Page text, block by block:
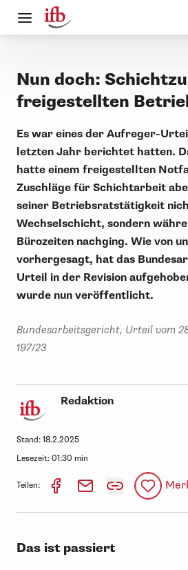
Nun doch:
freigestellten
Es war eines der Aufreger-
letzten Jahr berichtet hatten.
hatte einem freigestellten
Zuschläge für Schichtarbeit
seiner Betriebsratstätigkeit
Wechselschicht, sondern
Bürozeiten nachging. Wie von
vorhergesagt, hat das
Urteil in der Revision
wurde nun veröffentlicht.
Bundesarbeitsgericht, Urteil vom
197/23
Redaktion
Stand: 18.2.2025
Lesezeit: 01:30 min
Teilen:
Das ist passiert